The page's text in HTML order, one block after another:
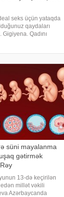
seks üçün yataqda
qaydaları
Qadını
süni mayalanma
gətirmək
13-də keçirilən
edən millət vəkili
Azərbaycanda